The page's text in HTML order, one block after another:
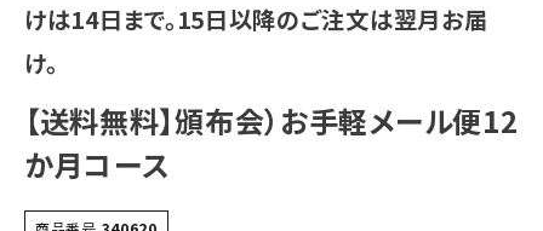
けは14日まで。15日以降のご注文は翌月お届
け。
【送料無料】頒布会）お手軽メール便12
か月コース